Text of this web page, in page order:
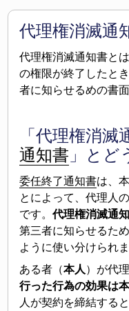
アカウント
代理権消滅通
代理権消滅通知書と
の権限が終了したと
者に知らせるめの書面
「代理権消
通知書 」とど
委任終了通知書は、
とによって、代理人
です。代理権消滅通
第三者に知らせるた
ように使い分けられま
ある者（本人）が代
行った行為の効果は
人が契約を締結する